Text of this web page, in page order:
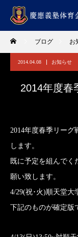
ブログ お
2014.04.08 お知らせ
2014年度春
2014年度春季リー
します。
既に予定を組んでく
願い致します。
4/29(祝･火)順天堂大
下記のものが確定版